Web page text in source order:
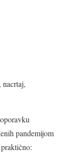
pandemijom